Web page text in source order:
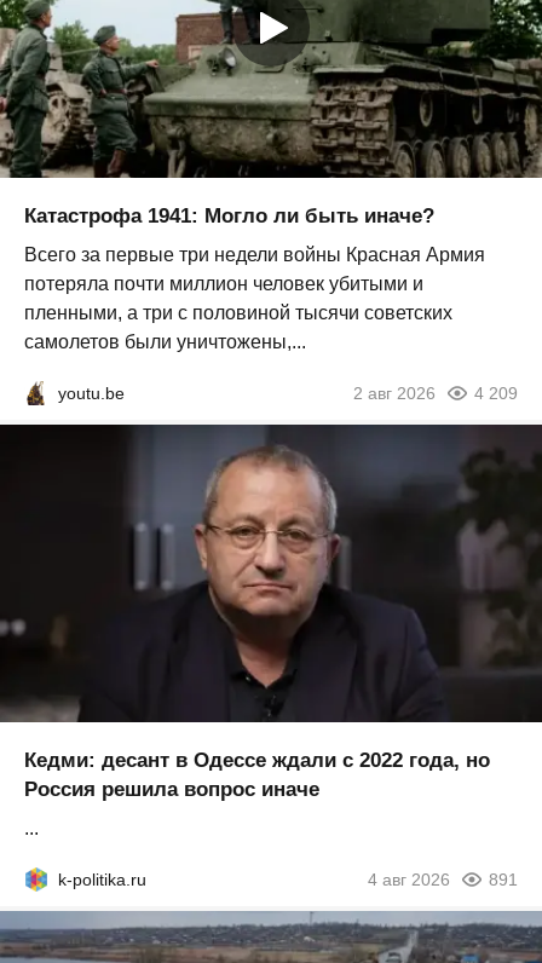
Катастрофа 1941: Могло ли быть иначе?
Всего за первые три недели войны Красная Армия
потеряла почти миллион человек убитыми и
пленными, а три с половиной тысячи советских
самолетов были уничтожены,...
youtu.be 2 авг 2026 4 209
Кедми: десант в Одессе ждали с 2022 года, но
Россия решила вопрос иначе
...
k-politika.ru 4 авг 2026 891